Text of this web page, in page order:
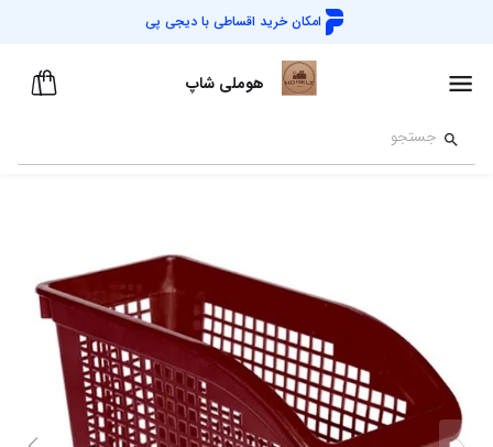
امکان خرید اقساطی با دیجی پی
هوملی شاپ